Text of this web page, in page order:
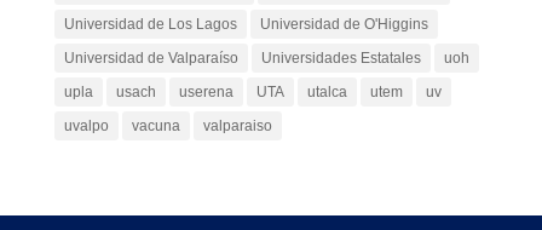
Universidad de Los Lagos
Universidad de O'Higgins
Universidad de Valparaíso
Universidades Estatales
uoh
upla
usach userena UTA utalca utem
uv
uvalpo
vacuna valparaiso